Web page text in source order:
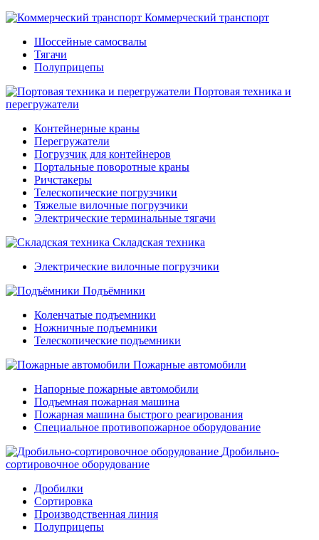
Коммерческий транспорт
Шоссейные самосвалы
Тягачи
Полуприцепы
Портовая техника и
перегружатели
Контейнерные краны
Перегружатели
Погрузчик для контейнеров
Портальные поворотные краны
Ричстакеры
Телескопические погрузчики
Тяжелые вилочные погрузчики
Электрические терминальные тягачи
Складская техника
Электрические вилочные погрузчики
Подъёмники
Коленчатые подъемники
Ножничные подъемники
Телескопические подъемники
Пожарные автомобили
Напорные пожарные автомобили
Подъемная пожарная машина
Пожарная машина быстрого реагирования
Специальное противопожарное оборудование
Дробильно-
сортировочное оборудование
Дробилки
Сортировка
Производственная линия
Полуприцепы